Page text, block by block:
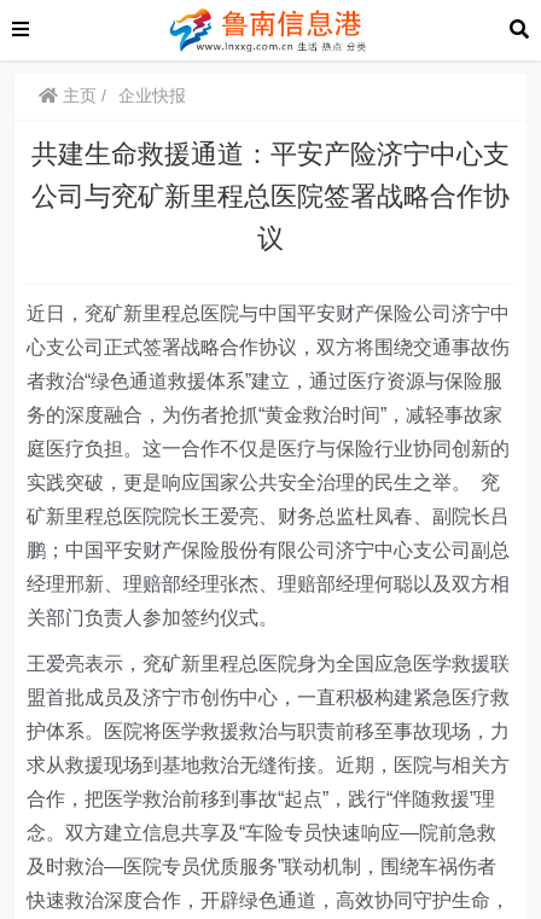
主页 企业快报
共建生命救援通道：平安产险济宁中心支
公司与兖矿新里程总医院签署战略合作协
议
近日
，兖矿新里程总医院与中国平安财产保险公司济宁中
心支公司正式签署战略合作协议，双方将围绕交通事故伤
者救治“绿色通道救援体系”建立，通过医疗资源与保险服
务的深度融合，为伤者抢抓“黄金救治时间”，减轻事故家
庭医疗负担。这一合作不仅是医疗与保险行业协同创新的
实践突破，更是响应国家公共安全治理的民生之举。 兖
矿新里程总医院院长王爱亮、财务总监杜凤春、副院长吕
鹏；中国平安财产保险股份有限公司济宁中心支公司副总
经理邢新、理赔部经理张杰、理赔部经理何聪以及双方相
关部门负责人参加签约仪式。
王爱亮表示，兖矿新里程总医院身为全国应急医学救援联
盟首批成员及济宁市创伤中心，一直积极构建紧急医疗救
护体系。医院将医学救援救治与职责前移至事故现场，力
求从救援现场到基地救治无缝衔接。近期，医院与相关方
合作，把医学救治前移到事故“起点”，践行“伴随救援”理
念。双方建立信息共享及“车险专员快速响应—院前急救
及时救治—医院专员优质服务”联动机制，围绕车祸伤者
快速救治深度合作，开辟绿色通道，高效协同守护生命，